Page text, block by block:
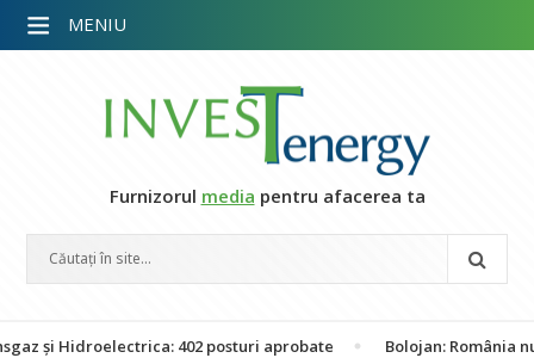
Furnizorul media pentru afacerea ta
402 posturi aprobate Bolojan: România nu
MENIU